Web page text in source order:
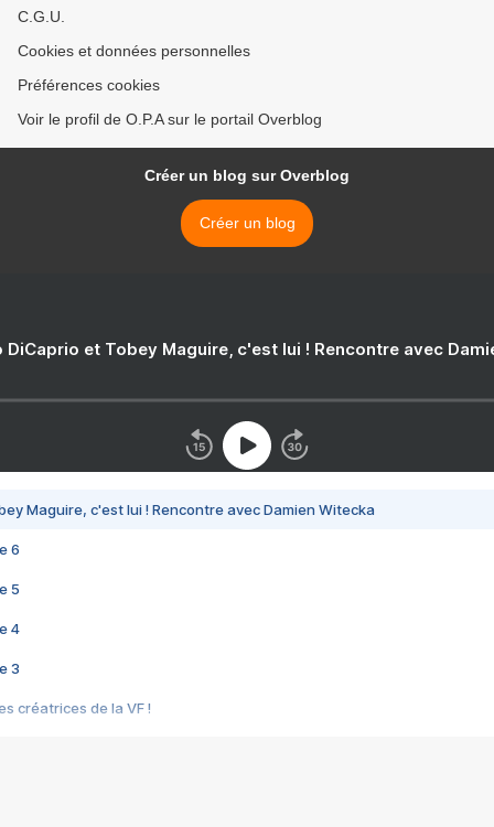
C.G.U.
Cookies et données personnelles
Préférences cookies
Voir le profil de O.P.A sur le portail Overblog
Créer un blog sur Overblog
Créer un blog
DiCaprio et Tobey Maguire, c'est lui ! Rencontre avec
Maguire, c'est lui ! Rencontre avec Damien Witecka
6
5
4
3
créatrices de la VF !